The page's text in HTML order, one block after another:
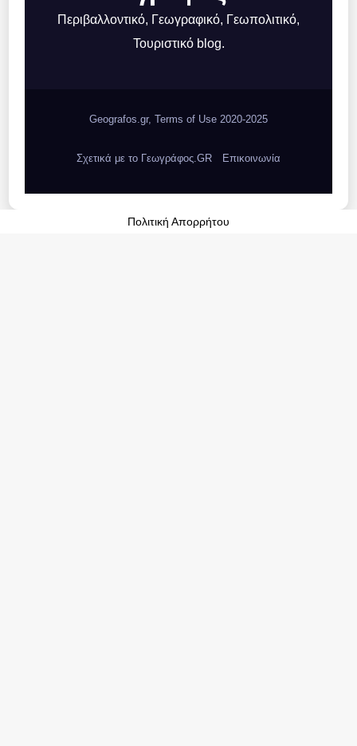
Περιβαλλοντικό, Γεωγραφικό, Γεωπολιτικό,
Τουριστικό blog.
Geografos.gr, Terms of Use 2020-2025
Σχετικά με το Γεωγράφος.GR Επικοινωνία
Πολιτική Απορρήτου